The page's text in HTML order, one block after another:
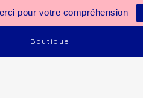
pour votre compréhension
Boutique